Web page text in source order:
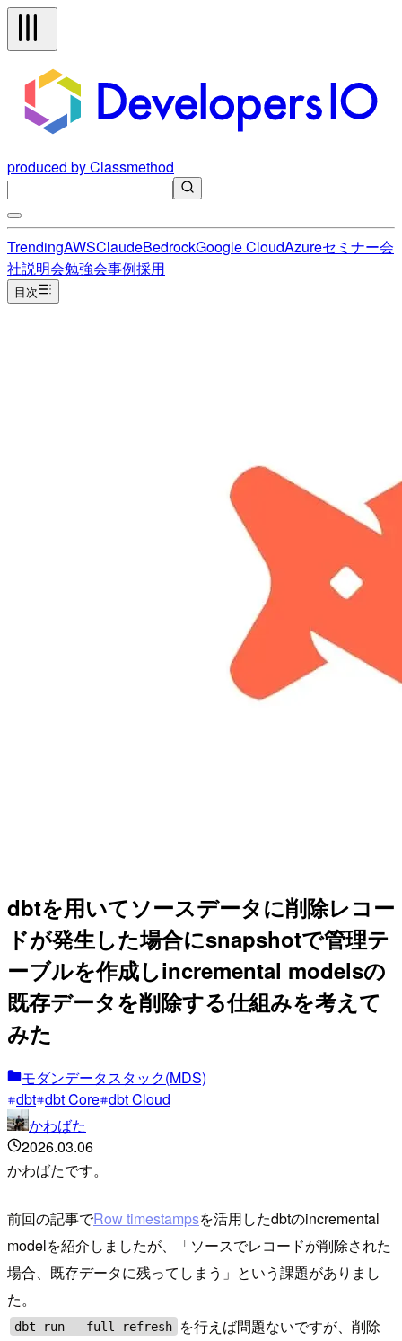
produced by Classmethod
TrendingAWSClaudeBedrockGoogle CloudAzureセミナー会
社説明会勉強会事例採用
目次
dbtを用いてソースデータに削除レコー
ドが発生した場合にsnapshotで管理テ
ーブルを作成しincremental modelsの
既存データを削除する仕組みを考えて
みた
モダンデータスタック(MDS)
dbt dbt Core dbt Cloud
かわばた
2026.03.06
かわばたです。
前回の記事でRow timestampsを活用したdbtのincremental
modelを紹介しましたが、「ソースでレコードが削除された
場合、既存データに残ってしまう」という課題がありまし
た。
dbt run --full-refresh
を行えば問題ないですが、削除